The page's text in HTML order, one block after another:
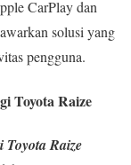
CarPlay dan
solusi yang
pengguna.
Toyota Raize
Raize